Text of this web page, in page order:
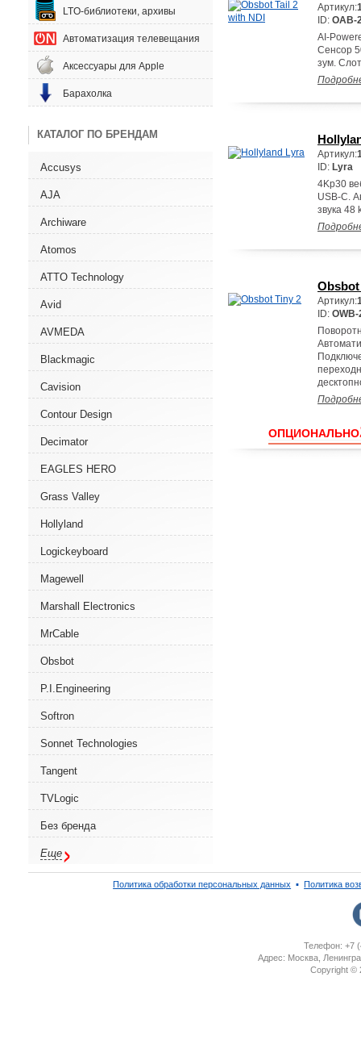
LTO-библиотеки, архивы
Автоматизация телевещания
Аксессуары для Apple
Барахолка
КАТАЛОГ ПО БРЕНДАМ
Accusys
AJA
Archiware
Atomos
ATTO Technology
Avid
AVMEDA
Blackmagic
Cavision
Contour Design
Decimator
EAGLES HERO
Grass Valley
Hollyland
Logickeyboard
Magewell
Marshall Electronics
MrCable
Obsbot
P.I.Engineering
Softron
Sonnet Technologies
Tangent
TVLogic
Без бренда
Еще
Артикул:
ID: OAB-
AI-
Сенсор
зум.
Артикул:
ID: Lyra
4Kp30
USB-C.
звука 48
Артикул:
ID:
ОПЦИОНАЛЬНО
Политика обработки персональных данных ▪ Политика
Телефон: +7
Адрес: Москва,
Copyright ©